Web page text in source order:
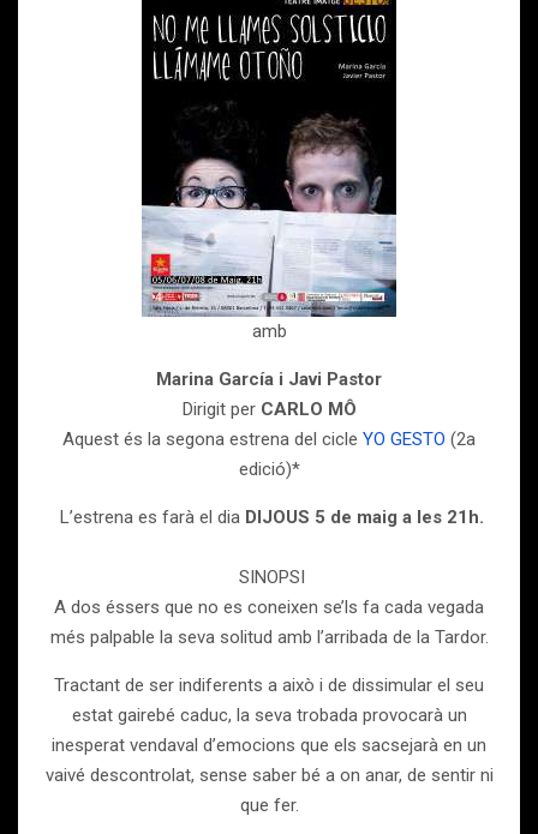
amb
Marina García i Javi Pastor
Dirigit per CARLO MÔ
Aquest és la ​segona estrena del cicle YO GESTO (2a
edició)*
L’estrena es farà el dia DIJOUS ​5 de maig a les 21h.
SINOPSI
A dos éssers que no es coneixen se’ls fa cada vegada
més palpable la seva solitud amb l’arribada de la Tardor.
Tractant de ser indiferents a això i de dissimular el seu
estat gairebé caduc, la seva trobada provocarà un
inesperat vendaval d’emocions que els sacsejarà en un
vaivé descontrolat, sense saber bé a on anar, de sentir ni
que fer.